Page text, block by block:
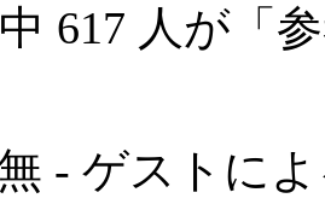
617 人が「
- ゲストに